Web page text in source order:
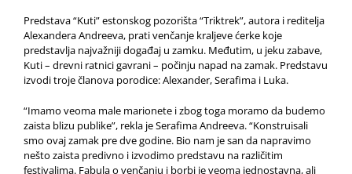
Predstava “Kuti” estonskog pozorišta “Triktrek”, autora i reditelja
Alexandera Andreeva, prati venčanje kraljeve ćerke koje
predstavlja najvažniji događaj u zamku. Međutim, u jeku zabave,
Kuti – drevni ratnici gavrani – počinju napad na zamak. Predstavu
izvodi troje članova porodice: Alexander, Serafima i Luka.
“Imamo veoma male marionete i zbog toga moramo da budemo
zaista blizu publike”, rekla je Serafima Andreeva. “Konstruisali
smo ovaj zamak pre dve godine. Bio nam je san da napravimo
nešto zaista predivno i izvodimo predstavu na različitim
festivalima. Fabula o venčanju i borbi je veoma jednostavna, ali